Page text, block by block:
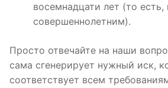
восемнадцати лет (то есть,
совершеннолетним).
Просто отвечайте на наши
сама сгенерирует нужный иск,
соответствует всем